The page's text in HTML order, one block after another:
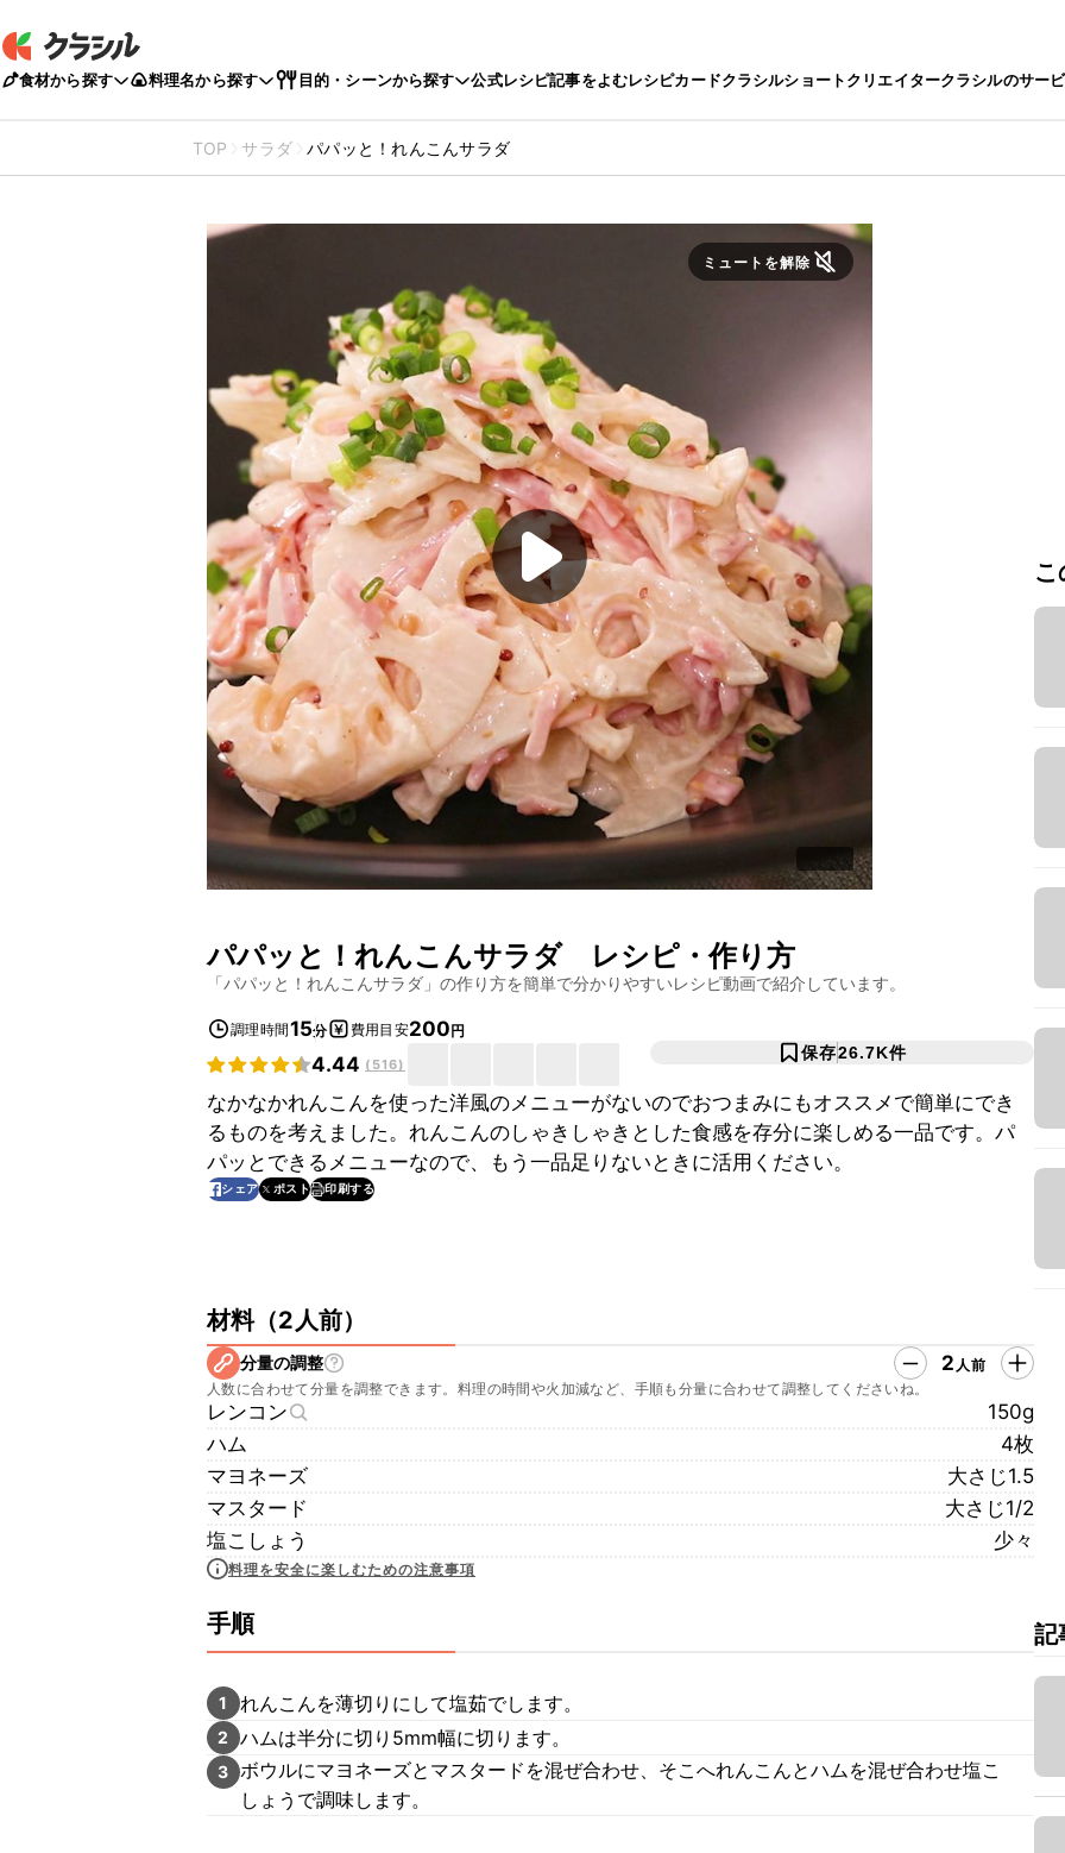
食材から探す 料理名から探す 目的・シーンから探す 公式レシピ記事をよむレシピカードクラシルショートクリエイタークラシルのサー
TOP サラダ パパッと！れんこんサラダ
ミュートを解除
パパッと！れんこんサラダレシピ・作り方
「パパッと！れんこんサラダ 」の作り方を簡単で分かりやすいレシピ動画で紹介しています。
調理時間15分 費用目安200円
4.44 ( 516)
保存26.7K件
なかなかれんこんを使った洋風のメニューがないのでおつまみにもオススメで簡単にでき
るものを考えました。れんこんのしゃきしゃきとした食感を存分に楽しめる一品です。パ
パッとできるメニューなので、もう一品足りないときに活用ください。
シェア ポスト 印刷する
材料（2人前）
分量の調整 2 人前
人数に合わせて分量を調整できます。料理の時間や火加減など、手順も分量に合わせて調整してくださいね。
レンコン
150g
ハム
4枚
マヨネーズ
大さじ1.5
マスタード
大さじ1/2
塩こしょう
少々
料理を安全に楽しむための注意事項
手順
1 れんこんを薄切りにして塩茹でします。
2 ハムは半分に切り5mm幅に切ります。
3 ボウルにマヨネーズとマスタードを混ぜ合わせ、そこへれんこんとハムを混ぜ合わせ塩こ
しょうで調味します。
記